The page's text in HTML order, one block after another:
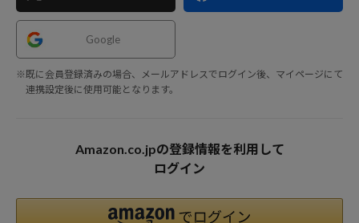
Google
※既に会員登録済みの場合、メールアドレスでログイン後、マイページにて
連携設定後に使用可能となります。
Amazon.co.jpの登録情報を利用して
ログイン